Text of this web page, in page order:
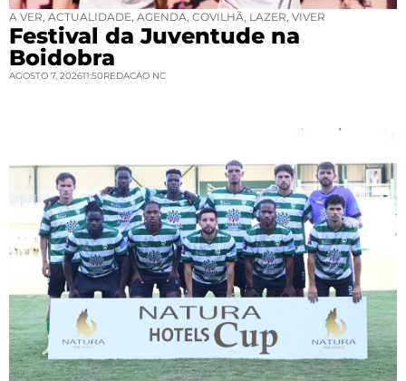
A VER ACTUALIDADE AGENDA COVILHÃ LAZER VIVER
Festival da Juventude na
Boidobra
AGOSTO 7, 202611:50REDACAO NC